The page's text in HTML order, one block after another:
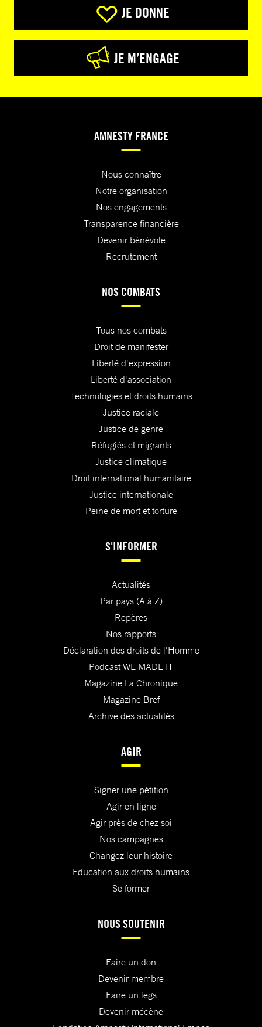
JE DONNE
JE M’ENGAGE
AMNESTY FRANCE
Nous connaître
Notre organisation
Nos engagements
Transparence financière
Devenir bénévole
Recrutement
NOS COMBATS
Tous nos combats
Droit de manifester
Liberté d'expression
Liberté d'association
Technologies et droits humains
Justice raciale
Justice de genre
Réfugiés et migrants
Justice climatique
Droit international humanitaire
Justice internationale
Peine de mort et torture
S'INFORMER
Actualités
Par pays (A à Z)
Repères
Nos rapports
Déclaration des droits de l'Homme
Podcast WE MADE IT
Magazine La Chronique
Magazine Bref
Archive des actualités
AGIR
Signer une pétition
Agir en ligne
Agir près de chez soi
Nos campagnes
Changez leur histoire
Education aux droits humains
Se former
NOUS SOUTENIR
Faire un don
Devenir membre
Faire un legs
Devenir mécène